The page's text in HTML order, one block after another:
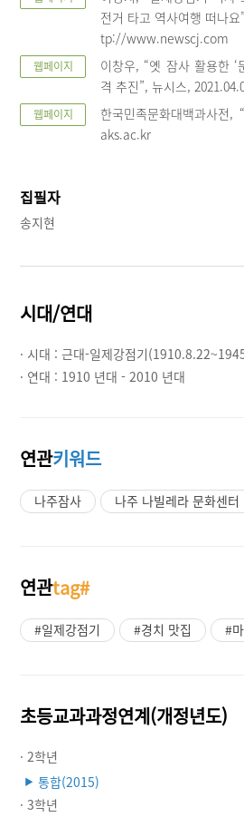
전거 타고 역사여행 떠나
tp://www.newscj.com
웹페이지
이창우, “옛 잠사 활용한 ‘
격 추진”, 뉴시스,
웹페이지
한국민족문화대백과사
aks.ac.kr
집필자
송지현
시대/연대
· 시대 :근대-일제강점기
· 연대 : 1910 년대 - 2010 년대
연관키워드
나주잠사 나주 나빌레라 문화센터
연관tag#
#일제강점기 #경치 맛집 #
초등교과과정연계(개정년도)
· 2학년
▶ 통합(2015)
· 3학년